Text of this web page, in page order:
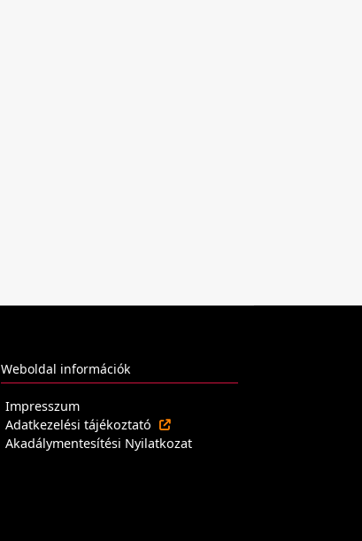
Weboldal információk
Impresszum
Adatkezelési tájékoztató
Akadálymentesítési Nyilatkozat